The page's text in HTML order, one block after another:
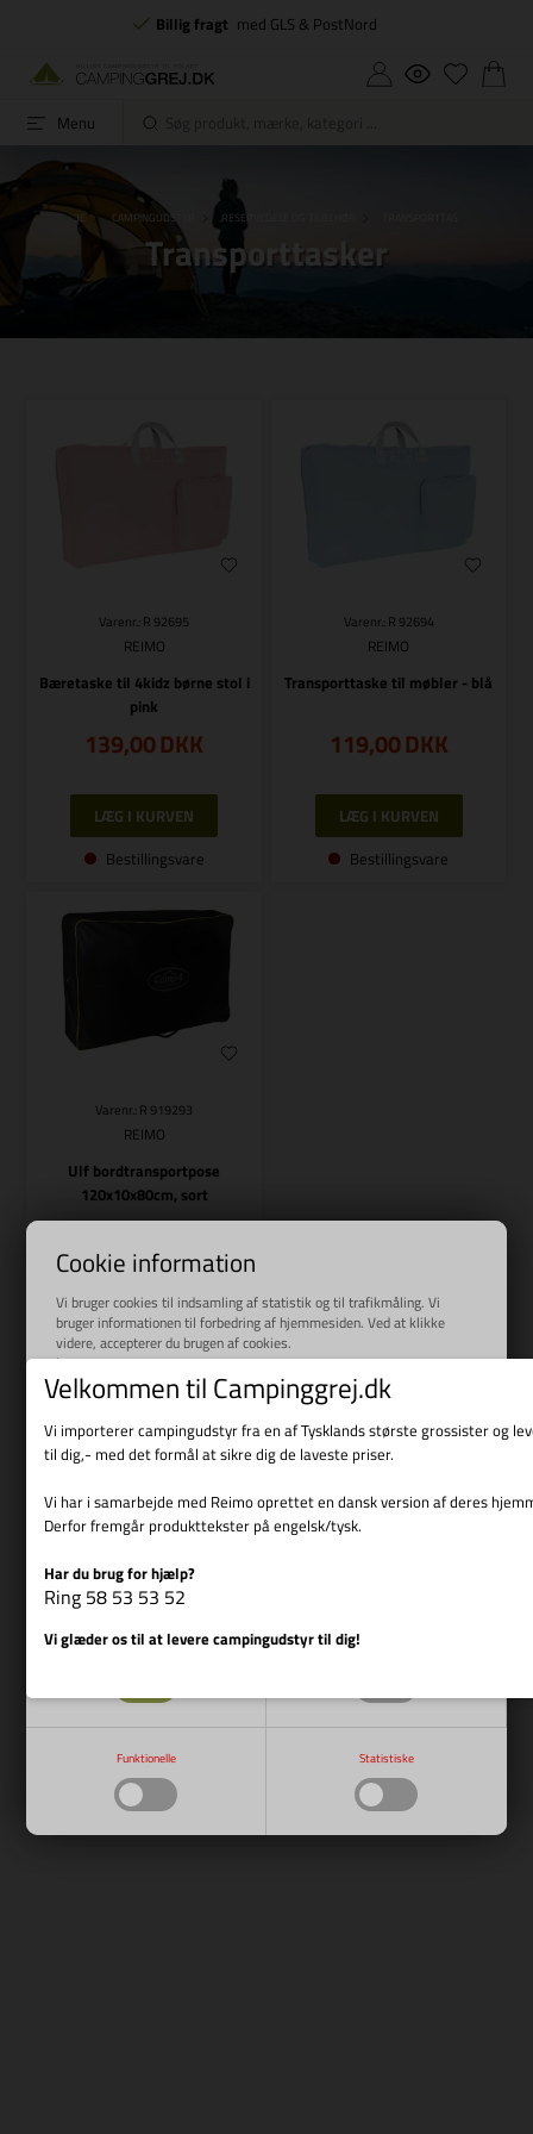
Cookie information
Vi bruger cookies til indsamling af statistik og til trafikmåling. Vi
bruger informationen til forbedring af hjemmesiden. Ved at klikke
videre, accepterer du brugen af cookies.
Læs mere
Nødvendige Markedsføring
Funktionelle Statistiske
Billig fragt med GLS & PostNord
Menu
FORSIDE CAMPINGUDSTYR RESERVEDELE OG TILBEHØR
Transporttasker
Varenr.: R 92695
REIMO
Bæretaske til 4kidz børne stol i
pink
139,00DKK
Bestillingsvare
Varenr.: R 92694
REIMO
Transporttaske til møbler - blå
119,00DKK
Bestillingsvare
Varenr.: R 919293
REIMO
Ulf bordtransportpose
120x10x80cm, sort
179,00DKK
Bestillingsvare
Velkommen til Campinggrej.dk
Vi importerer campingudstyr fra en af Tysklands største grossister og
til dig,- med det formål at sikre dig de laveste priser.
Vi har i samarbejde med Reimo oprettet en dansk version af deres
Derfor fremgår produkttekster på engelsk/tysk.
Har du brug for hjælp?
Ring 58 53 53 52
Vi glæder os til at levere campingudstyr til dig!